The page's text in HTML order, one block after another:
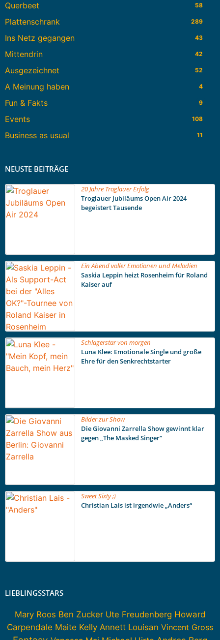
Querbeet 58
Plattenschrank 289
Ins Netz gegangen 43
Mittendrin 42
Ausgezeichnet 52
A Meinung haben 4
Fun & Fakts 9
Events 108
Business as usual 11
NEUSTE BEITRÄGE
20 Jahre Troglauer Erfolg
Troglauer Jubiläums Open Air 2024
begeistert Tausende
Ein Abend voller Emotionen und Melodien
Saskia Leppin heizt Rosenheim für Roland
Kaiser auf
Schlagerstar von morgen
Luna Klee: Emotionale Single und große
Ehre für den Senkrechtstarter
Bilder zur Show
Die Giovanni Zarrella Show gewinnt klar
gegen „The Masked Singer“
Sweet Sixty ;)
Christian Lais ist irgendwie „Anders“
LIEBLINGSSTARS
Mary Roos Ben Zucker Ute Freudenberg Howard
Carpendale Maite Kelly Annett Louisan Vincent Gross